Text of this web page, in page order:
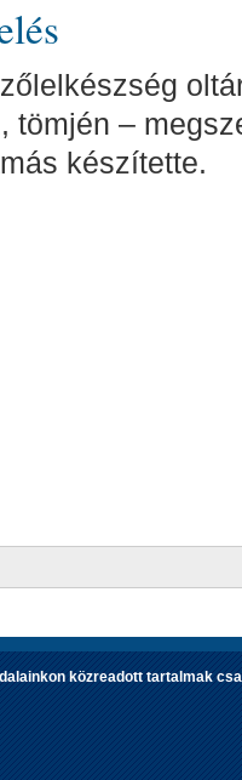
tömjén –
készítette.
közreadott tartalmak